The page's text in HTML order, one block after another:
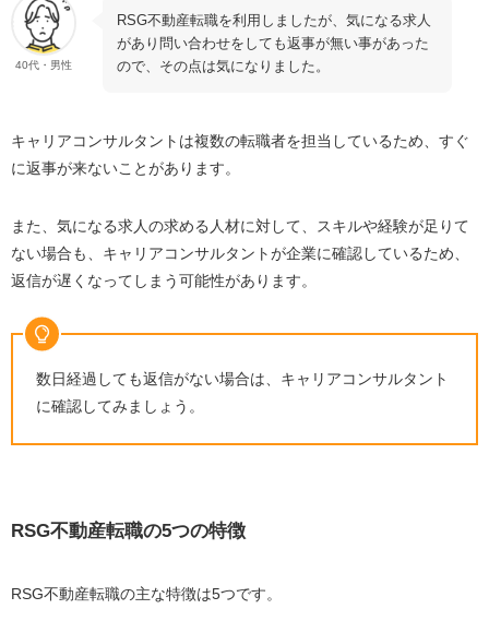
40代・男性
RSG不動産転職を利用しましたが、気になる求人
があり問い合わせをしても返事が無い事があった
ので、その点は気になりました。
キャリアコンサルタントは複数の転職者を担当しているため、すぐ
に返事が来ないことがあります。
また、気になる求人の求める人材に対して、スキルや経験が足りて
ない場合も、キャリアコンサルタントが企業に確認しているため、
返信が遅くなってしまう可能性があります。
数日経過しても返信がない場合は、キャリアコンサルタント
に確認してみましょう。
RSG不動産転職の5つの特徴
RSG不動産転職の主な特徴は5つです。